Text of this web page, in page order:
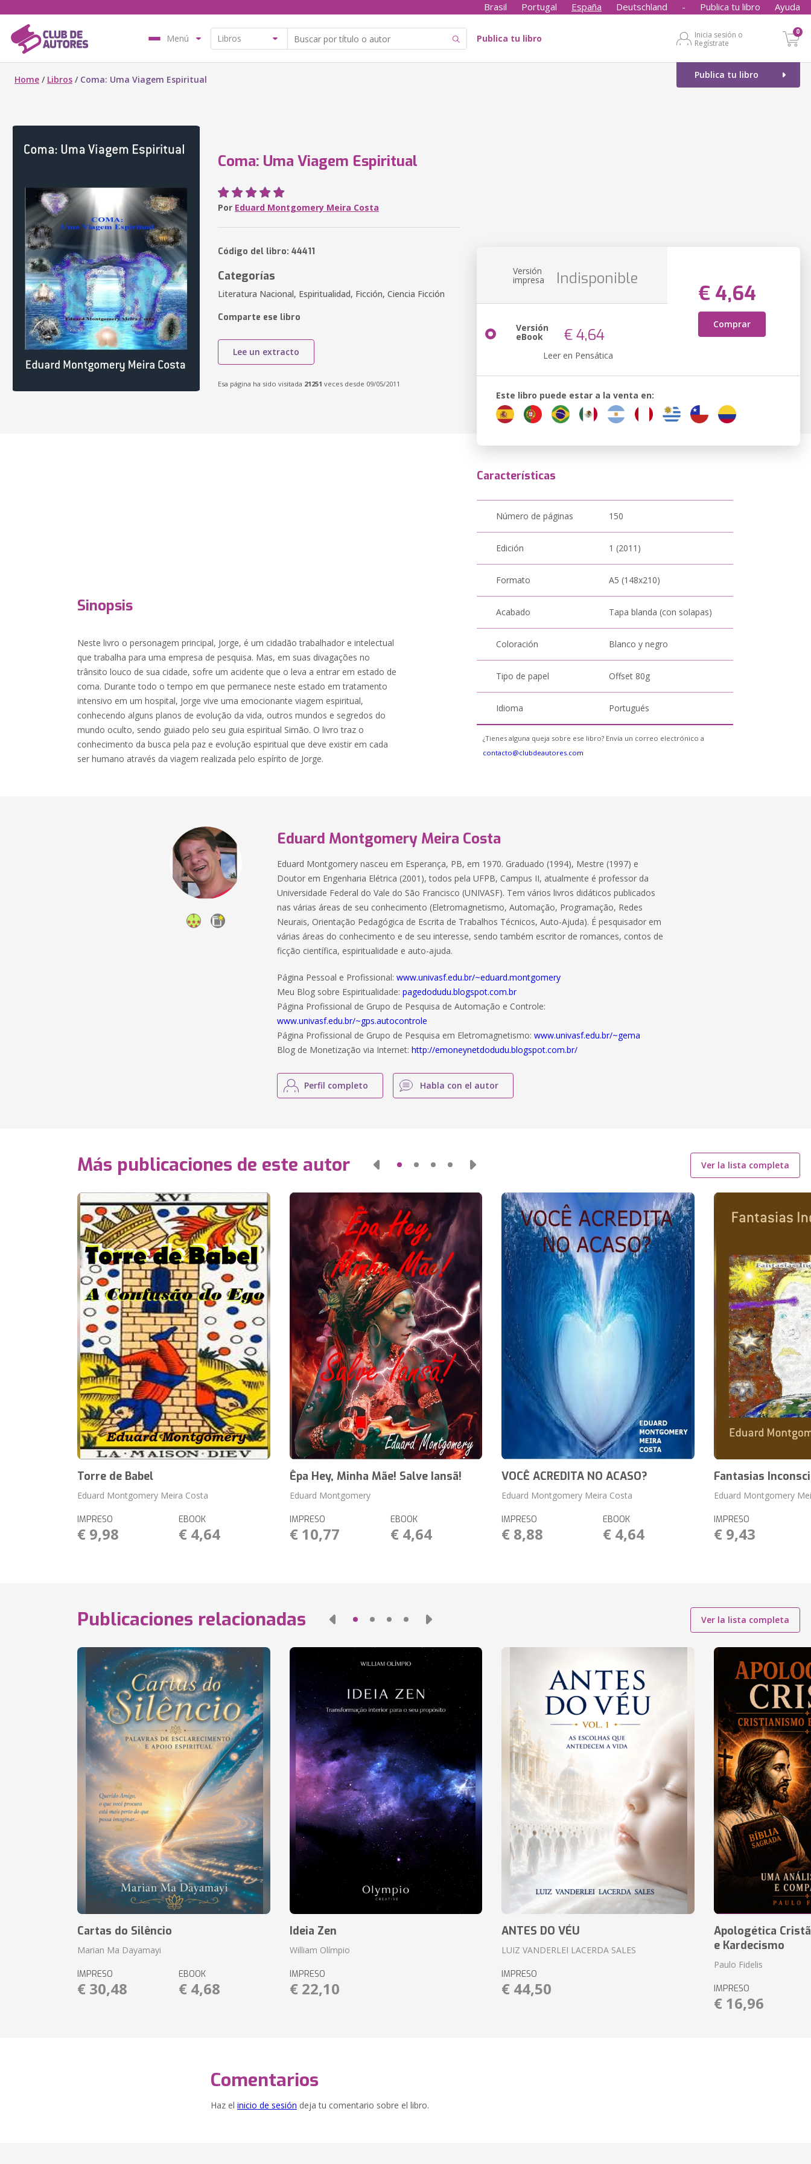
Brasil Portugal España Deutschland - Publica tu libro Ayuda
Menú Publica tu libro
Inicia sesión o
Regístrate
0
Publica tu libro
Home / Libros / Coma: Uma Viagem Espiritual
Coma: Uma Viagem Espiritual
Por Eduard Montgomery Meira Costa
Código del libro: 44411
Categorías
Literatura Nacional, Espiritualidad, Ficción, Ciencia Ficción
Comparte ese libro
Lee un extracto
Esa página ha sido visitada 21251 veces desde 09/05/2011
Versión
impresa Indisponible
€ 4,64
Comprar
Versión
eBook € 4,64
Leer en Pensática
Este libro puede estar a la venta en:
Sinopsis
Neste livro o personagem principal, Jorge, é um cidadão trabalhador e intelectual
que trabalha para uma empresa de pesquisa. Mas, em suas divagações no
trânsito louco de sua cidade, sofre um acidente que o leva a entrar em estado de
coma. Durante todo o tempo em que permanece neste estado em tratamento
intensivo em um hospital, Jorge vive uma emocionante viagem espiritual,
conhecendo alguns planos de evolução da vida, outros mundos e segredos do
mundo oculto, sendo guiado pelo seu guia espiritual Simão. O livro traz o
conhecimento da busca pela paz e evolução espiritual que deve existir em cada
ser humano através da viagem realizada pelo espírito de Jorge.
Características
Número de páginas 150
Edición 1 (2011)
Formato A5 (148x210)
Acabado Tapa blanda (con solapas)
Coloración Blanco y negro
Tipo de papel Offset 80g
Idioma Portugués
¿Tienes alguna queja sobre ese libro? Envía un correo electrónico a
contacto@clubdeautores.com
Eduard Montgomery Meira Costa
Eduard Montgomery nasceu em Esperança, PB, em 1970. Graduado (1994), Mestre (1997) e
Doutor em Engenharia Elétrica (2001), todos pela UFPB, Campus II, atualmente é professor da
Universidade Federal do Vale do São Francisco (UNIVASF). Tem vários livros didáticos publicados
nas várias áreas de seu conhecimento (Eletromagnetismo, Automação, Programação, Redes
Neurais, Orientação Pedagógica de Escrita de Trabalhos Técnicos, Auto-Ajuda). É pesquisador em
várias áreas do conhecimento e de seu interesse, sendo também escritor de romances, contos de
ficção científica, espiritualidade e auto-ajuda.
Página Pessoal e Profissional:www.univasf.edu.br/~eduard.montgomery
Meu Blog sobre Espiritualidade:pagedodudu.blogspot.com.br
Página Profissional de Grupo de Pesquisa de Automação e Controle:
www.univasf.edu.br/~gps.autocontrole
Página Profissional de Grupo de Pesquisa em Eletromagnetismo:www.univasf.edu.br/~gema
Blog de Monetização via Internet:http://emoneynetdodudu.blogspot.com.br/
Perfil completo Habla con el autor
Más publicaciones de este autor Ver la lista completa
Torre de Babel
Eduard Montgomery Meira Costa
IMPRESO
€ 9,98
EBOOK
€ 4,64
Êpa Hey, Minha Mãe! Salve Iansã!
Eduard Montgomery
IMPRESO
€ 10,77
EBOOK
€ 4,64
VOCÊ ACREDITA NO ACASO?
Eduard Montgomery Meira Costa
IMPRESO
€ 8,88
EBOOK
€ 4,64
Fantasias
Eduard Montgomery
IMPRESO
€ 9,43
Publicaciones relacionadas Ver la lista completa
Cartas do Silêncio
Marian Ma Dayamayi
IMPRESO
€ 30,48
EBOOK
€ 4,68
Ideia Zen
William Olímpio
IMPRESO
€ 22,10
ANTES DO VÉU
LUIZ VANDERLEI LACERDA SALES
IMPRESO
€ 44,50
Apologética
e Kardecismo
Paulo Fidelis
IMPRESO
€ 16,96
Comentarios
Haz el inicio de sesión deja tu comentario sobre el libro.